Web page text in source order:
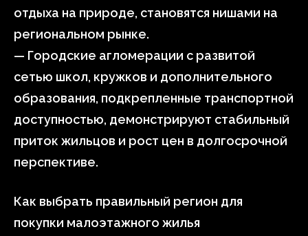
отдыха на природе, становятся нишами на
региональном рынке.
— Городские агломерации с развитой
сетью школ, кружков и дополнительного
образования, подкрепленные транспортной
доступностью, демонстрируют стабильный
приток жильцов и рост цен в долгосрочной
перспективе.
Как выбрать правильный регион для
покупки малоэтажного жилья